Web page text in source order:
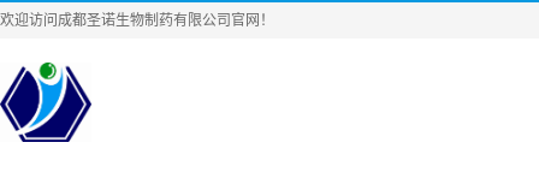
欢迎访问成都圣诺生物制药有限公司官网！